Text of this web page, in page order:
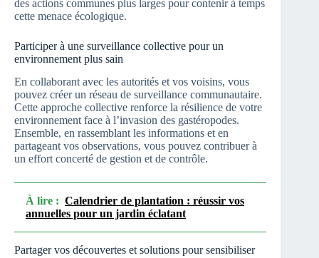
des actions communes plus larges pour contenir à temps
cette menace écologique.
Participer à une surveillance collective pour un
environnement plus sain
En collaborant avec les autorités et vos voisins, vous
pouvez créer un réseau de surveillance communautaire.
Cette approche collective renforce la résilience de votre
environnement face à l’invasion des gastéropodes.
Ensemble, en rassemblant les informations et en
partageant vos observations, vous pouvez contribuer à
un effort concerté de gestion et de contrôle.
À lire : Calendrier de plantation : réussir vos
annuelles pour un jardin éclatant
Partager vos découvertes et solutions pour sensibiliser